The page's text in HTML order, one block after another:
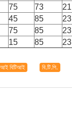
75 73 21
45 85 23
75 85 23
15 85 23
বিটিআই বি.টি.পি.